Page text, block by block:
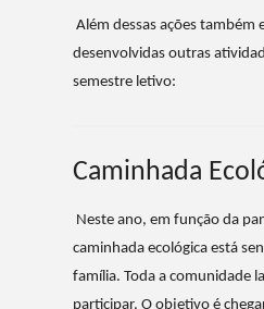
Além dessas ações também
desenvolvidas outras
semestre letivo:
Caminhada
Neste ano, em função da
caminhada ecológica está
família. Toda a comunidade
participar. O objetivo é